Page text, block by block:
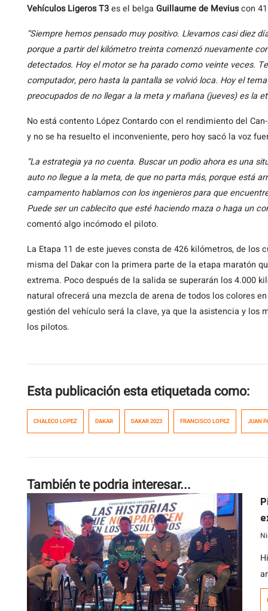
Vehículos Ligeros T3es el belga Guillaume de Meviuscon
“Siempre hemos pensado muy positivo. Llevamos casi diez
porque a partir del kilómetro treinta comenzó nuevamente
detectados. Hoy el motor se ha parado como veinte veces.
computador, pero hasta la pantalla se volvió loca. Hoy el
preocupados de no llegar a la meta y mañana (jueves) es la
No está contento López Contardo con el rendimiento del
y no se ha resuelto el inconveniente, pero hoy sacó la voz
“La estrategia ya no cuenta. Buscar un podio ahora es una
auto no llegue a la meta, de que no parta más, porque está
campamento hablamos con los ingenieros para que
Puede ser un cablecito que esté haciendo maza o haga un
comentó algo incómodo el piloto.
La Etapa 11 de este jueves consta de 426 kilómetros, de los
misma del Dakar con la primera parte de la etapa maratón
extrema. Poco después de la salida se superarán los 4.000
natural ofrecerá una mezcla de arena de todos los colores
gestión del vehículo será la clave, ya que la asistencia y los
los pilotos.
Esta publicación esta etiquetada como:
CHALECO LOPEZ DAKAR DAKAR 2023 FRANCISCO LOPEZ JUAN
También te podria interesar...